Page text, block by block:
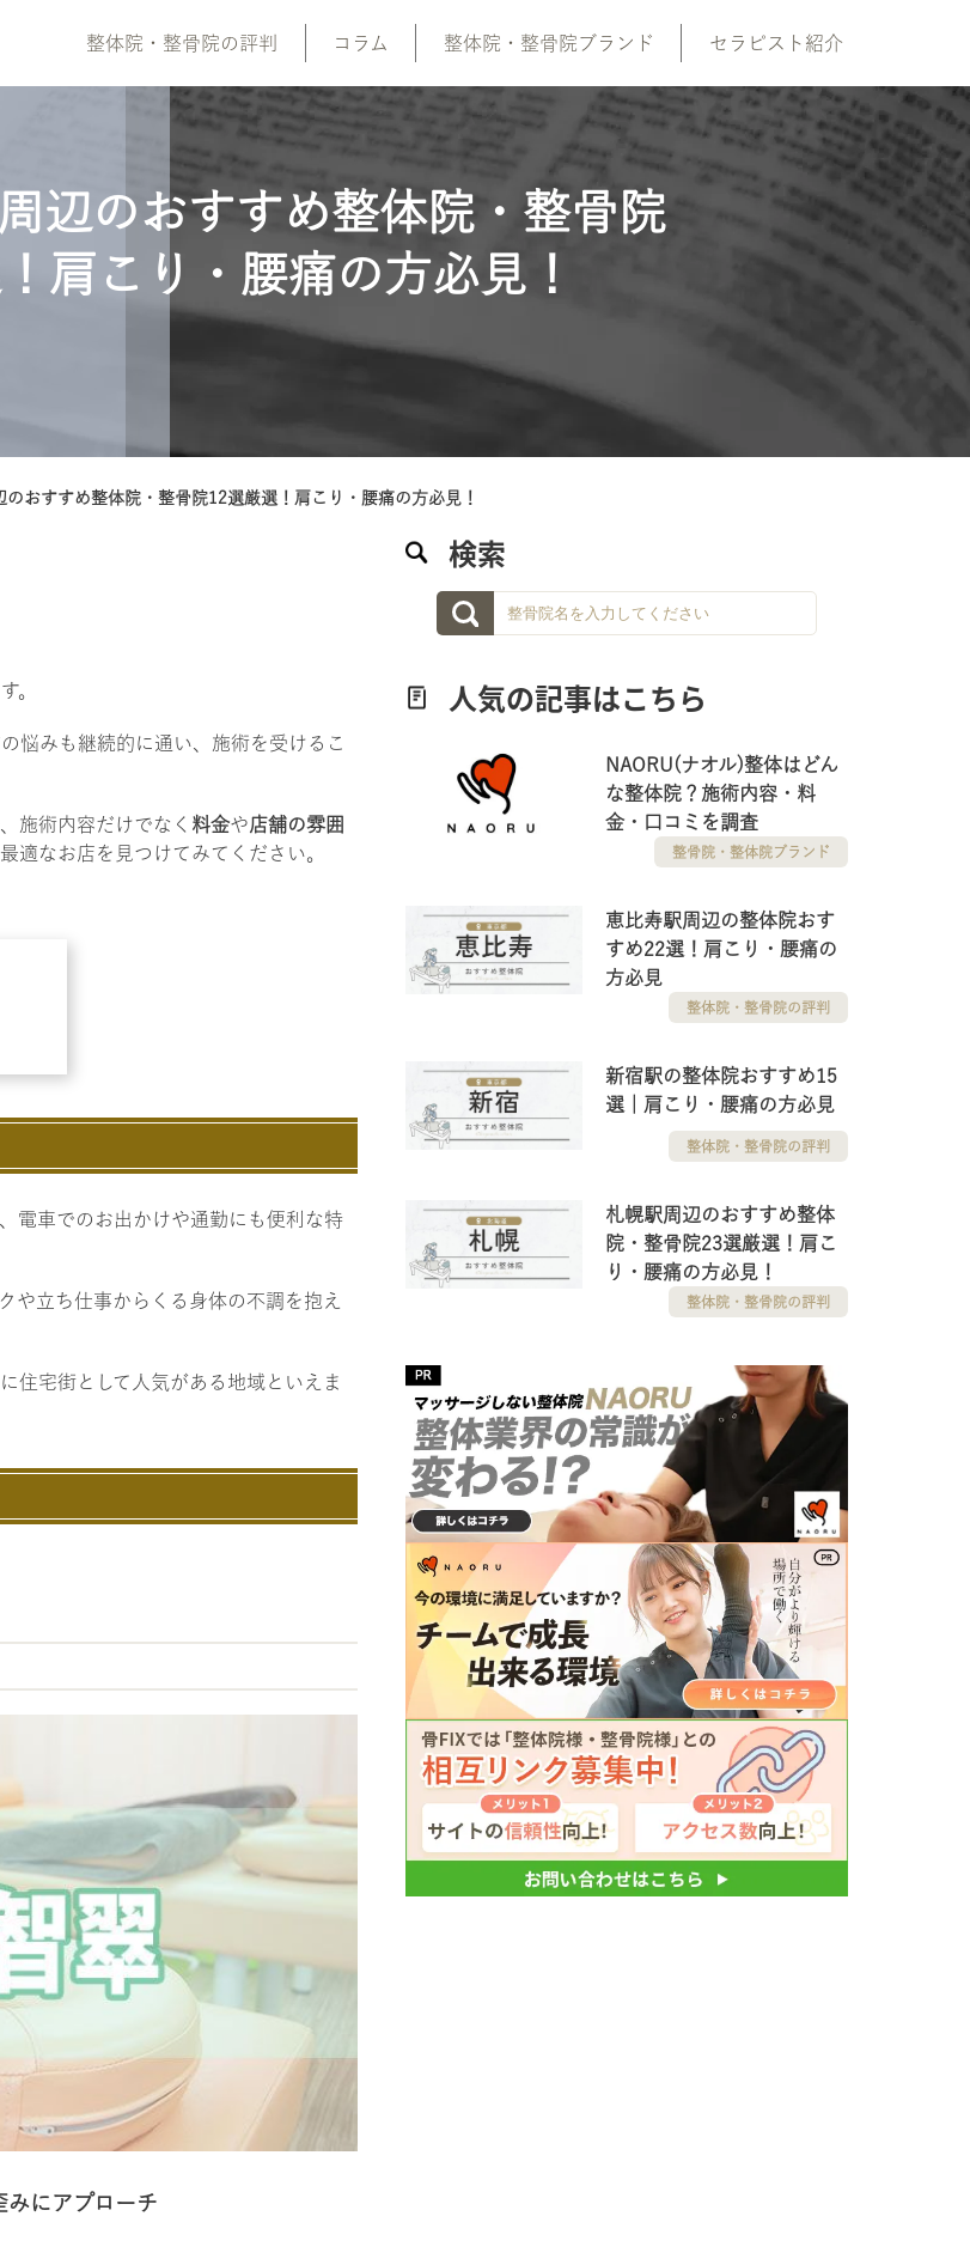
整体院・整骨院の評判 コラム 整体院・整骨院ブランド セラピスト紹介
辺のおすすめ整体院・整骨院
肩こり・腰痛の方必見！
のおすすめ整体院・整骨院12選厳選！肩こり・腰痛の方必見！
。
悩みも継続的に通い、施術を受けるこ
施術内容だけでなく 料金や店舗の雰囲
適なお店を見つけてみてください。
電車でのお出かけや通勤にも便利な特
や立ち仕事からくる身体の不調を抱え
住宅街として人気がある地域といえま
にアプローチ
検索
人気の記事はこちら
NAORU(ナオル)整体はどん
な整体院？施術内容・料
金・口コミを調査
整骨院・整体院ブランド
恵比寿駅周辺の整体院おす
すめ22選！肩こり・腰痛の
方必見
整体院・整骨院の評判
新宿駅の整体院おすすめ15
選｜肩こり・腰痛の方必見
整体院・整骨院の評判
札幌駅周辺のおすすめ整体
院・整骨院23選厳選！肩こ
り・腰痛の方必見！
整体院・整骨院の評判